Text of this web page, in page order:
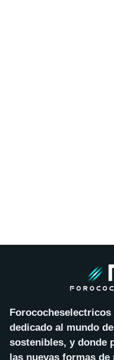
dedicado al mundo
sostenibles, y donde
las nuevas formas